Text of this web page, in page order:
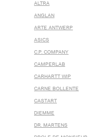
ALTRA
ANGLAN
ARTE ANTWERP
ASICS
C.P. COMPANY
CAMPERLAB
CARHARTT WIP
CARNE BOLLENTE
CASTART
DIEMME
DR. MARTENS